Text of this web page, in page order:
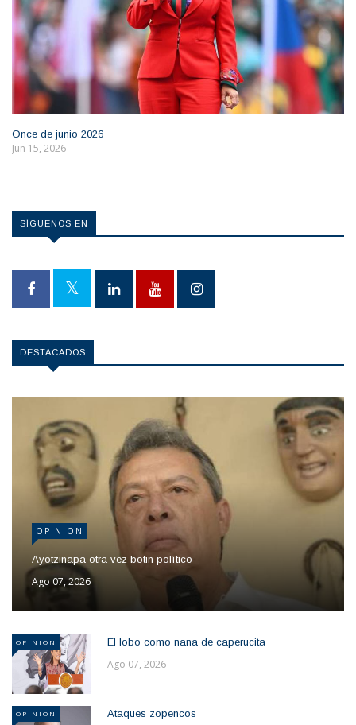
Once de junio 2026
Jun 15, 2026
SÍGUENOS EN
DESTACADOS
OPINION
Ayotzinapa otra vez botin político
Ago 07, 2026
OPINION El lobo como nana de caperucita
Ago 07, 2026
OPINION Ataques zopencos